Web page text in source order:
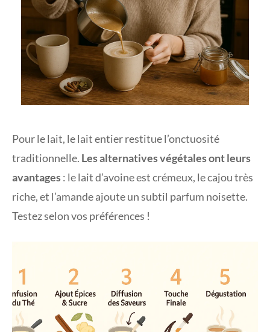
Pour le lait, le lait entier restitue l’onctuosité
traditionnelle. Les alternatives végétales ont leurs
avantages: le lait d’avoine est crémeux, le cajou très
riche, et l’amande ajoute un subtil parfum noisette.
Testez selon vos préférences !